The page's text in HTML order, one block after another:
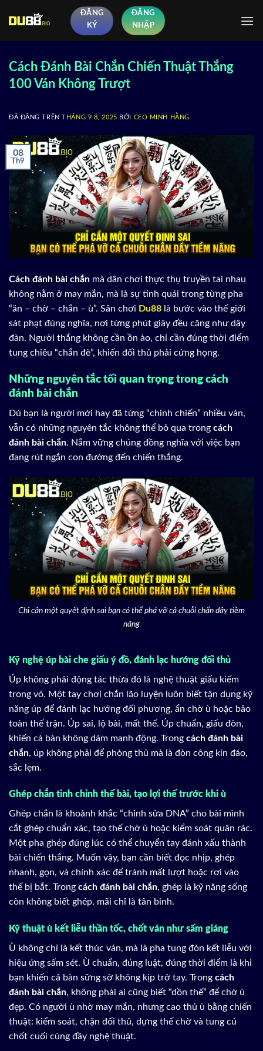
đến
ĐĂNG
KÝ
ĐĂNG
NHẬP
Cách Đánh Bài Chắn Chiến Thuật Thắng
100 Ván Không Trượt
ĐÃ ĐĂNG TRÊNTHÁNG 9 8, 2025 BỞI CEO MINH HẰNG
08
Th9
Cách đánh bài chắn mà dân chơi thực thụ truyền tai nhau
không nằm ở may mắn, mà là sự tinh quái trong từng pha
“ăn – chờ – chắn – ù”. Sân chơi Du88 là bước vào thế giới
sát phạt đúng nghĩa, nơi từng phút giây đều căng như dây
đàn. Người thắng không cần ồn ào, chỉ cần đúng thời điểm
tung chiêu “chắn đè”, khiến đối thủ phải cứng họng.
Những nguyên tắc tối quan trọng trong cách
đánh bài chắn
Dù bạn là người mới hay đã từng “chinh chiến” nhiều ván,
vẫn có những nguyên tắc không thể bỏ qua trong cách
đánh bài chắn. Nắm vững chúng đồng nghĩa với việc bạn
đang rút ngắn con đường đến chiến thắng.
Chỉ cần một quyết định sai bạn có thể phá vỡ cả chuỗi chắn đầy tiềm
năng
Kỹ nghệ úp bài che giấu ý đồ, đánh lạc hướng đối thủ
Úp không phải động tác thừa đó là nghệ thuật giấu kiếm
trong vỏ. Một tay chơi chắn lão luyện luôn biết tận dụng kỹ
năng úp để đánh lạc hướng đối phương, ẩn chờ ù hoặc bảo
toàn thế trận. Úp sai, lộ bài, mất thế. Úp chuẩn, giấu đòn,
khiến cả bàn không dám manh động. Trong cách đánh bài
chắn, úp không phải để phòng thủ mà là đòn công kín đáo,
sắc lẹm.
Ghép chắn tinh chỉnh thế bài, tạo lợi thế trước khi ù
Ghép chắn là khoảnh khắc “chỉnh sửa DNA” cho bài mình
cắt ghép chuẩn xác, tạo thế chờ ù hoặc kiểm soát quân rác.
Một pha ghép đúng lúc có thể chuyển tay đánh xấu thành
bài chiến thắng. Muốn vậy, bạn cần biết đọc nhịp, ghép
nhanh, gọn, và chính xác để tránh mất lượt hoặc rơi vào
thế bị bắt. Trong cách đánh bài chắn, ghép là kỹ năng sống
còn không biết ghép, mãi chỉ là tân binh.
Kỹ thuật ù kết liễu thần tốc, chốt ván như sấm giáng
Ù không chỉ là kết thúc ván, mà là pha tung đòn kết liễu với
hiệu ứng sấm sét. Ù chuẩn, đúng luật, đúng thời điểm là khi
bạn khiến cả bàn sững sờ không kịp trở tay. Trong cách
đánh bài chắn, không phải ai cũng biết “dồn thế” để chờ ù
đẹp. Có người ù nhờ may mắn, nhưng cao thủ ù bằng chiến
thuật: kiểm soát, chặn đối thủ, dựng thế chờ và tung cú
chốt cuối cùng đầy nghệ thuật.